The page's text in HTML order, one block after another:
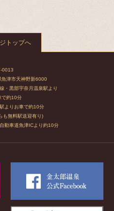
トップへ
0013
魚津市天神野新6000
・黒部宇奈月温泉駅より
約10分
よりお車で約10分
も無料駅送迎有り)
動車道魚津ICより約10分